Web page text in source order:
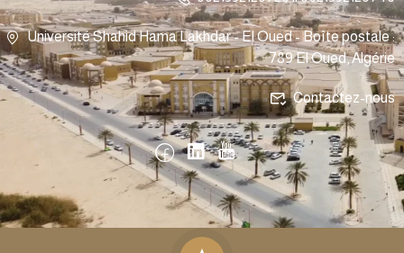
Université Shahid Hama Lakhdar - El Oued - Boîte postale :
789 El Oued, Algérie
Contactez-nous